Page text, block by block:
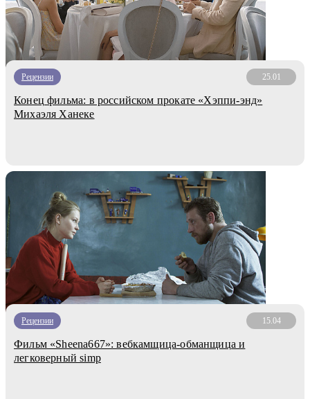
Рецензии 25.01
Конец фильма: в российском прокате «Хэппи-энд»
Михаэля Ханеке
Рецензии 15.04
Фильм «Sheena667»: вебкамщица-обманщица и
легковерный simp